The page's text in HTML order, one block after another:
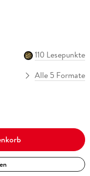
110 Lesepunkte
Alle 5 Formate